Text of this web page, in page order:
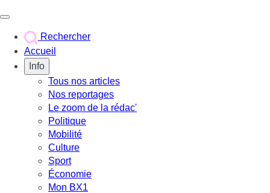
Rechercher
Accueil
Info
Tous nos articles
Nos reportages
Le zoom de la rédac'
Politique
Mobilité
Culture
Sport
Économie
Mon BX1